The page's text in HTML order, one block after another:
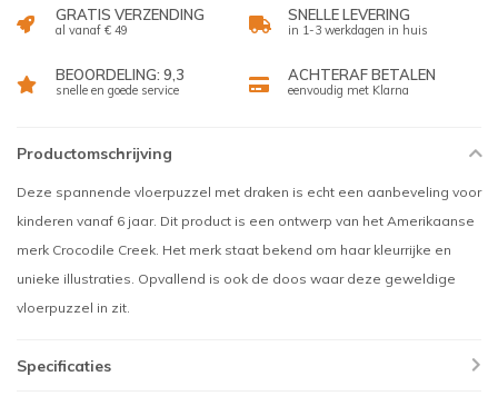
GRATIS VERZENDING
al vanaf € 49
SNELLE LEVERING
in 1-3 werkdagen in huis
BEOORDELING: 9,3
snelle en goede service
ACHTERAF BETALEN
eenvoudig met Klarna
Productomschrijving
Deze spannende vloerpuzzel met draken is echt een aanbeveling voor
kinderen vanaf 6 jaar. Dit product is een ontwerp van het Amerikaanse
merk Crocodile Creek. Het merk staat bekend om haar kleurrijke en
unieke illustraties. Opvallend is ook de doos waar deze geweldige
vloerpuzzel in zit.
Specificaties